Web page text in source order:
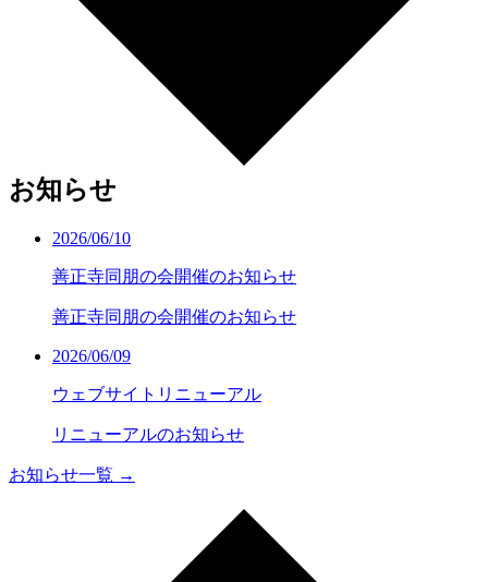
お知らせ
2026/06/10
善正寺同朋の会開催のお知らせ
善正寺同朋の会開催のお知らせ
2026/06/09
ウェブサイトリニューアル
リニューアルのお知らせ
お知らせ一覧 →